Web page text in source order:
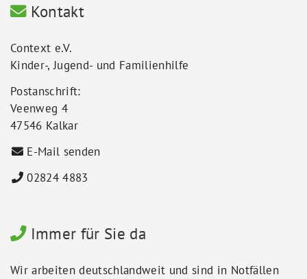
Kontakt
Context e.V.
Kinder-, Jugend- und Familienhilfe
Postanschrift:
Veenweg 4
47546 Kalkar
E-Mail senden
02824 4883
Immer für Sie da
Wir arbeiten deutschlandweit und sind in Notfällen